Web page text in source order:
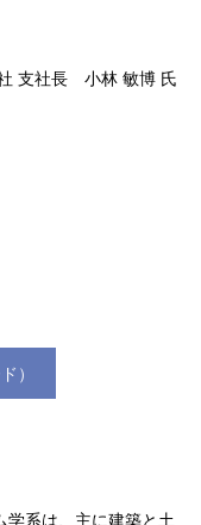
支社長 小林 敏博 氏
）
系は、主に建築と土